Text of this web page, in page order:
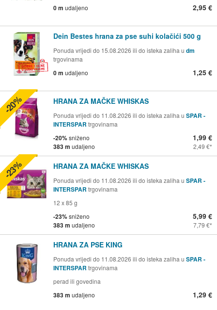
0 m udaljeno 2,95 €
Dein Bestes hrana za pse suhi kolačići 500 g
Ponuda vrijedi do 15.08.2026 ili do isteka zaliha u dm
trgovinama
0 m udaljeno 1,25 €
HRANA ZA MAČKE WHISKAS
Ponuda vrijedi do 11.08.2026 ili do isteka zaliha u SPAR -
INTERSPAR trgovinama
-20%sniženo
383 m udaljeno
1,99 €
2,49 €
-20%
HRANA ZA MAČKE WHISKAS
Ponuda vrijedi do 11.08.2026 ili do isteka zaliha u SPAR -
INTERSPAR trgovinama
12 x 85 g
-23%sniženo
383 m udaljeno
5,99 €
7,79 €
-23%
HRANA ZA PSE KING
Ponuda vrijedi do 11.08.2026 ili do isteka zaliha u SPAR -
INTERSPAR trgovinama
perad ili govedina
383 m udaljeno 1,29 €